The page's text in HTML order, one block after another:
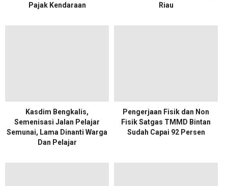
Pajak Kendaraan
Riau
Kasdim Bengkalis,
Semenisasi Jalan Pelajar
Semunai, Lama Dinanti Warga
Dan Pelajar
Pengerjaan Fisik dan Non
Fisik Satgas TMMD Bintan
Sudah Capai 92 Persen